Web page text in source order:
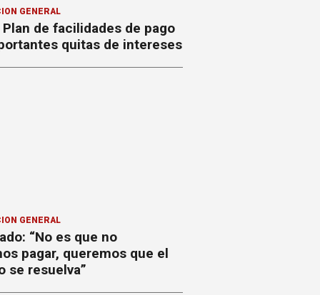
GENERAL
Plan de facilidades de pago
quitas de intereses
GENERAL
“No es que no
pagar, queremos que el
se resuelva”